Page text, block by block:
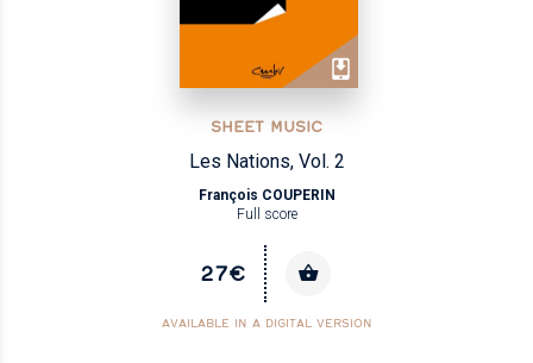
SHEET MUSIC
Les Nations, Vol. 2
François COUPERIN
Full score
27€
AVAILABLE IN A DIGITAL VERSION